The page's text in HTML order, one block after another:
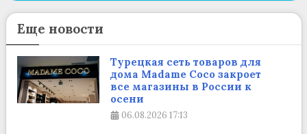
Еще новости
Турецкая сеть товаров для
дома Madame Coco закроет
все магазины в России к
осени
06.08.2026 17:13